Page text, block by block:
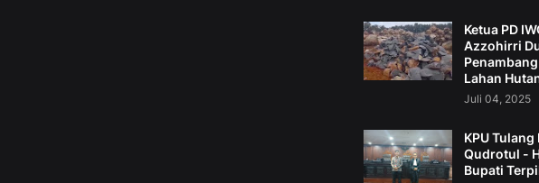
Ketua PD
Azzohirri
Lahan
Juli 04, 2025
KPU
Qudrotul -
Bupati